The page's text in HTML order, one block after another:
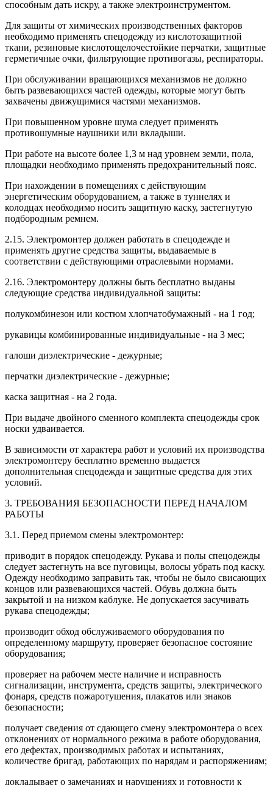
способным дать искру, а также электроинструментом.
Для защиты от химических производственных факторов
необходимо применять спецодежду из кислотозащитной
ткани, резиновые кислотощелочестойкие перчатки, защитные
герметичные очки, фильтрующие противогазы, респираторы.
При обслуживании вращающихся механизмов не должно
быть развевающихся частей одежды, которые могут быть
захвачены движущимися частями механизмов.
При повышенном уровне шума следует применять
противошумные наушники или вкладыши.
При работе на высоте более 1,3 м над уровнем земли, пола,
площадки необходимо применять предохранительный пояс.
При нахождении в помещениях с действующим
энергетическим оборудованием, а также в туннелях и
колодцах необходимо носить защитную каску, застегнутую
подбородным ремнем.
2.15. Электромонтер должен работать в спецодежде и
применять другие средства защиты, выдаваемые в
соответствии с действующими отраслевыми нормами.
2.16. Электромонтеру должны быть бесплатно выданы
следующие средства индивидуальной защиты:
полукомбинезон или костюм хлопчатобумажный - на 1 год;
рукавицы комбинированные индивидуальные - на 3 мес;
галоши диэлектрические - дежурные;
перчатки диэлектрические - дежурные;
каска защитная - на 2 года.
При выдаче двойного сменного комплекта спецодежды срок
носки удваивается.
В зависимости от характера работ и условий их производства
электромонтеру бесплатно временно выдается
дополнительная спецодежда и защитные средства для этих
условий.
3. ТРЕБОВАНИЯ БЕЗОПАСНОСТИ ПЕРЕД НАЧАЛОМ
РАБОТЫ
3.1. Перед приемом смены электромонтер:
приводит в порядок спецодежду. Рукава и полы спецодежды
следует застегнуть на все пуговицы, волосы убрать под каску.
Одежду необходимо заправить так, чтобы не было свисающих
концов или развевающихся частей. Обувь должна быть
закрытой и на низком каблуке. Не допускается засучивать
рукава спецодежды;
производит обход обслуживаемого оборудования по
определенному маршруту, проверяет безопасное состояние
оборудования;
проверяет на рабочем месте наличие и исправность
сигнализации, инструмента, средств защиты, электрического
фонаря, средств пожаротушения, плакатов или знаков
безопасности;
получает сведения от сдающего смену электромонтера о всех
отклонениях от нормального режима в работе оборудования,
его дефектах, производимых работах и испытаниях,
количестве бригад, работающих по нарядам и распоряжениям;
докладывает о замечаниях и нарушениях и готовности к